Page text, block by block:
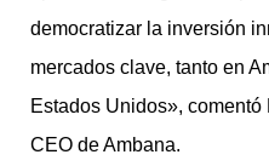
democratizar la inversión
mercados clave, tanto en
Estados Unidos»,
CEO de Ambana.